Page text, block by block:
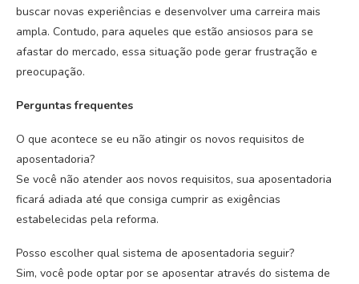
buscar novas experiências e desenvolver uma carreira mais
ampla. Contudo, para aqueles que estão ansiosos para se
afastar do mercado, essa situação pode gerar frustração e
preocupação.
Perguntas frequentes
O que acontece se eu não atingir os novos requisitos de
aposentadoria?
Se você não atender aos novos requisitos, sua aposentadoria
ficará adiada até que consiga cumprir as exigências
estabelecidas pela reforma.
Posso escolher qual sistema de aposentadoria seguir?
Sim, você pode optar por se aposentar através do sistema de